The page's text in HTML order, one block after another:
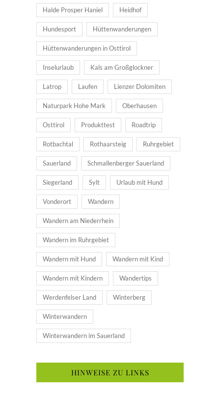
Halde Prosper Haniel Heidhof
Hundesport Hüttenwanderungen
Hüttenwanderungen in Osttirol
Inselurlaub Kals am Großglockner
Latrop Laufen Lienzer Dolomiten
Naturpark Hohe Mark Oberhausen
Osttirol Produkttest Roadtrip
Rotbachtal Rothaarsteig Ruhrgebiet
Sauerland Schmallenberger Sauerland
Siegerland Sylt Urlaub mit Hund
Vonderort Wandern
Wandern am Niederrhein
Wandern im Ruhrgebiet
Wandern mit Hund Wandern mit Kind
Wandern mit Kindern Wandertips
Werdenfelser Land Winterberg
Winterwandern
Winterwandern im Sauerland
HINWEISE ZU LINKS